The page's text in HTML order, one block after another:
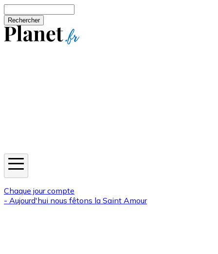
Chaque jour compte
- Aujourd'hui nous fêtons la Saint Amour